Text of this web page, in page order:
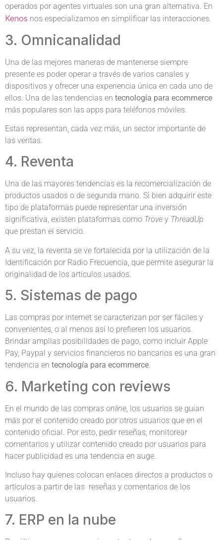
operados por agentes virtuales son una gran alternativa. En
Kenos nos especializamos en simplificar las interacciones.
3. Omnicanalidad
Una de las mejores maneras de mantenerse siempre
presente es poder operar a través de varios canales y
dispositivos y ofrecer una experiencia única en cada uno de
ellos. Una de las tendencias en tecnología para ecommerce
más populares son las apps para teléfonos móviles.
Estas representan, cada vez más, un sector importante de
las ventas.
4. Reventa
Una de las mayores tendencias es la recomercialización de
productos usados o de segunda mano. Si bien adquirir este
tipo de plataformas puede representar una inversión
significativa, existen plataformas como Trove y ThreadUp
que prestan el servicio.
A su vez, la reventa se ve fortalecida por la utilización de la
Identificación por Radio Frecuencia, que permite asegurar la
originalidad de los artículos usados.
5. Sistemas de pago
Las compras por internet se caracterizan por ser fáciles y
convenientes, o al menos así lo prefieren los usuarios.
Brindar amplias posibilidades de pago, como incluir Apple
Pay, Paypal y servicios financieros no bancarios es una gran
tendencia en tecnología para ecommerce.
6. Marketing con reviews
En el mundo de las compras online , los usuarios se guían
más por el contenido creado por otros usuarios que en el
contenido oficial. Por esto, pedir reseñas, monitorear
comentarios y utilizar contenido creado por usuarios para
hacer publicidad es una tendencia en auge.
Incluso hay quienes colocan enlaces directos a productos o
artículos a partir de las reseñas y comentarios de los
usuarios.
7. ERP en la nube